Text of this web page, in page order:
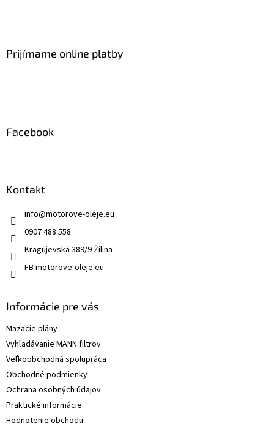
Prijímame online platby
Facebook
Kontakt
info@motorove-oleje.eu
0907 488 558
Kragujevská 389/9 Žilina
FB motorove-oleje.eu
Informácie pre vás
Mazacie plány
Vyhľadávanie MANN filtrov
Veľkoobchodná spolupráca
Obchodné podmienky
Ochrana osobných údajov
Praktické informácie
Hodnotenie obchodu